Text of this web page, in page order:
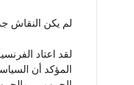
لم يكن النقاش
لقد اعتاد
المؤكد أن